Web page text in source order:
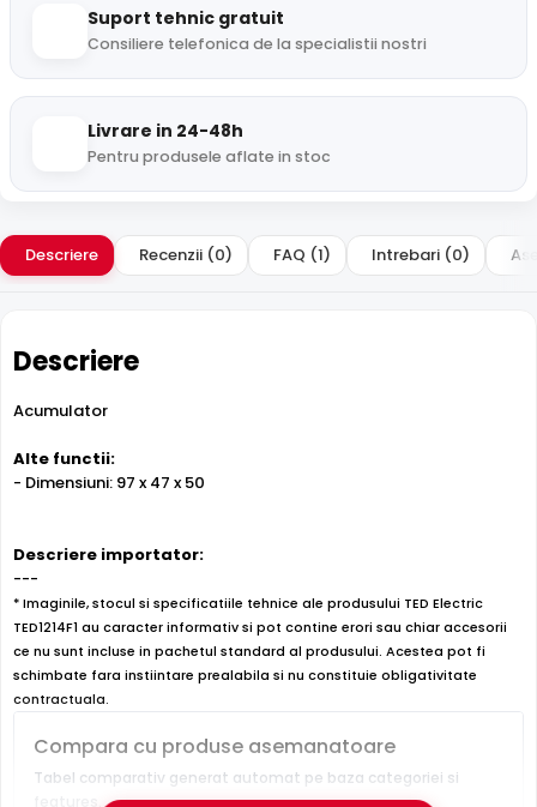
Suport tehnic gratuit
Consiliere telefonica de la specialistii nostri
Livrare in 24-48h
Pentru produsele aflate in stoc
Descriere Recenzii (0) FAQ (1) Intrebari (0)
Descriere
Acumulator
Alte functii:
- Dimensiuni: 97 x 47 x 50
Descriere importator:
---
* Imaginile, stocul si specificatiile tehnice ale produsului TED Electric
TED1214F1 au caracter informativ si pot contine erori sau chiar accesorii
ce nu sunt incluse in pachetul standard al produsului. Acestea pot fi
schimbate fara instiintare prealabila si nu constituie obligativitate
contractuala.
Compara cu produse asemanatoare
Tabel comparativ generat automat pe baza categoriei si